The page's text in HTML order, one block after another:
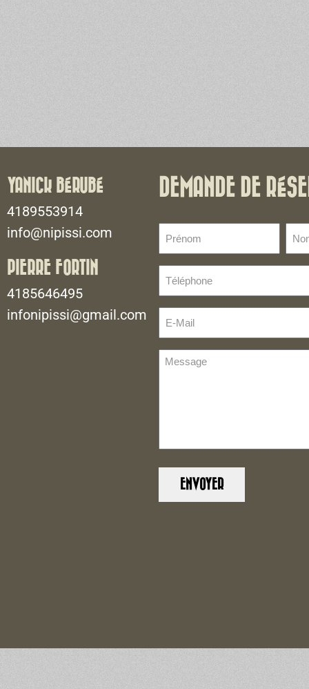
YANICK BÉRUBÉ
4189553914
info@nipissi.com
PIERRE FORTIN
4185646495
infonipissi@gmail.com
DEMANDE DE
(Nécessaire)
de
(Nécessaire)
Mail
Message